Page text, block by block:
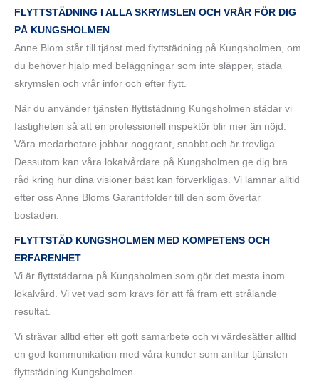
FLYTTSTÄDNING I ALLA SKRYMSLEN OCH VRÅR FÖR DIG
PÅ KUNGSHOLMEN
Anne Blom står till tjänst med flyttstädning på Kungsholmen, om
du behöver hjälp med beläggningar som inte släpper, städa
skrymslen och vrår inför och efter flytt.
När du använder tjänsten flyttstädning Kungsholmen städar vi
fastigheten så att en professionell inspektör blir mer än nöjd.
Våra medarbetare jobbar noggrant, snabbt och är trevliga.
Dessutom kan våra lokalvårdare på Kungsholmen ge dig bra
råd kring hur dina visioner bäst kan förverkligas. Vi lämnar alltid
efter oss Anne Bloms Garantifolder till den som övertar
bostaden.
FLYTTSTÄD KUNGSHOLMEN MED KOMPETENS OCH
ERFARENHET
Vi är flyttstädarna på Kungsholmen som gör det mesta inom
lokalvård. Vi vet vad som krävs för att få fram ett strålande
resultat.
Vi strävar alltid efter ett gott samarbete och vi värdesätter alltid
en god kommunikation med våra kunder som anlitar tjänsten
flyttstädning Kungsholmen.